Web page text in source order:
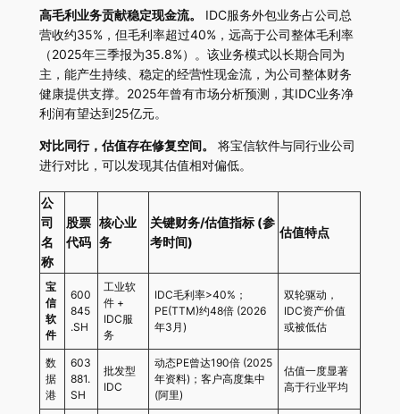
高毛利业务贡献稳定现金流。
IDC服务外包业务占公司总
营收约35%，但毛利率超过40%，远高于公司整体毛利率
（2025年三季报为35.8%）。该业务模式以长期合同为
主，能产生持续、稳定的经营性现金流，为公司整体财务
健康提供支撑。2025年曾有市场分析预测，其IDC业务净
利润有望达到25亿元。
对比同行，估值存在修复空间。
将宝信软件与同行业公司
进行对比，可以发现其估值相对偏低。
公
司
名
称
股票
代码
核心业
务
关键财务/估值指标 (参
考时间)
估值特点
宝
信
软
件
600
845
.SH
工业软
件 +
IDC服
务
IDC毛利率>40%；
PE(TTM)约48倍 (2026
年3月)
双轮驱动，
IDC资产价值
或被低估
数
据
港
603
881.
SH
批发型
IDC
动态PE曾达190倍 (2025
年资料)；客户高度集中
(阿里)
估值一度显著
高于行业平均